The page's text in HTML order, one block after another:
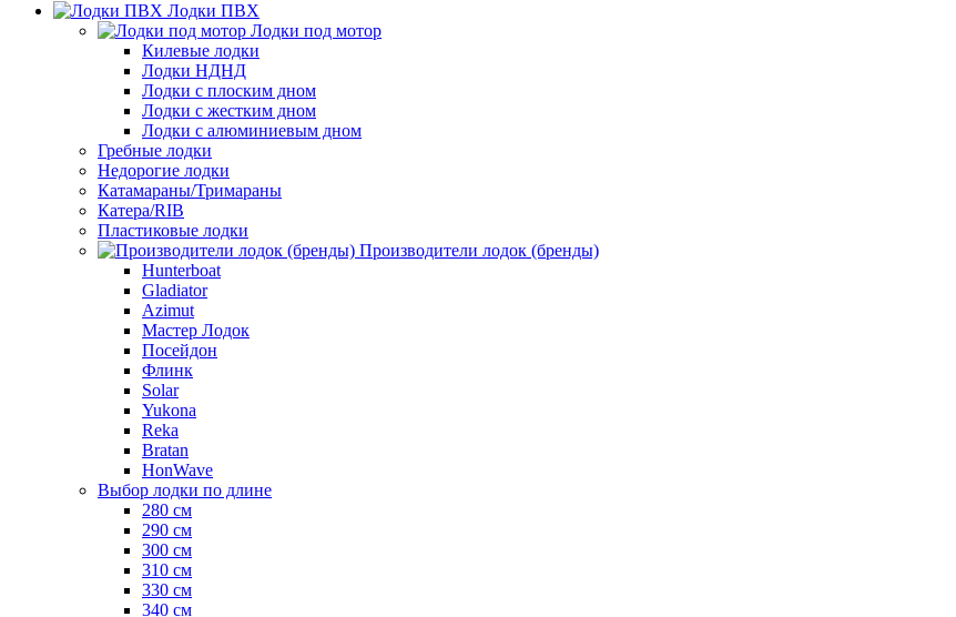
Лодки ПВХ
Лодки под мотор
Килевые лодки
Лодки НДНД
Лодки с плоским дном
Лодки с жестким дном
Лодки с алюминиевым дном
Гребные лодки
Недорогие лодки
Катамараны/Тримараны
Катера/RIB
Пластиковые лодки
Производители лодок (бренды)
Hunterboat
Gladiator
Azimut
Мастер Лодок
Посейдон
Флинк
Solar
Yukona
Reka
Bratan
HonWave
Выбор лодки по длине
280 см
290 см
300 см
310 см
330 см
340 см